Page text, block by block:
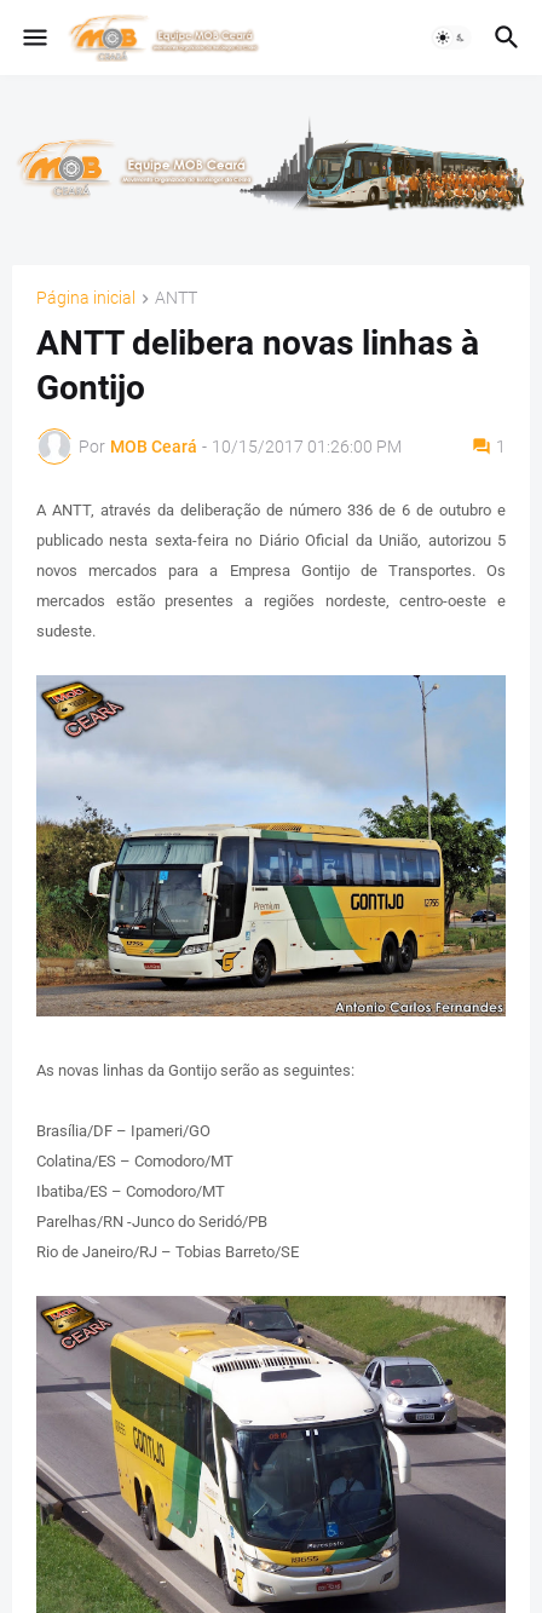
Página inicial ANTT
ANTT delibera novas linhas à
Gontijo
Por MOB Ceará - 10/15/2017 01:26:00 PM 1
A ANTT, através da deliberação de número 336 de 6 de outubro e
publicado nesta sexta-feira no Diário Oficial da União, autorizou 5
novos mercados para a Empresa Gontijo de Transportes. Os
mercados estão presentes a regiões nordeste, centro-oeste e
sudeste.
As novas linhas da Gontijo serão as seguintes:
Brasília/DF – Ipameri/GO
Colatina/ES – Comodoro/MT
Ibatiba/ES – Comodoro/MT
Parelhas/RN -Junco do Seridó/PB
Rio de Janeiro/RJ – Tobias Barreto/SE